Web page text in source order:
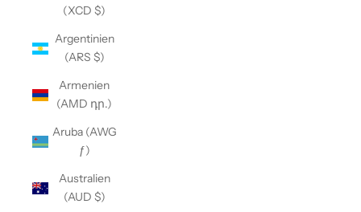
(XCD $)
Argentinien
(ARS $)
Armenien
(AMD դր.)
Aruba (AWG
ƒ)
Australien
(AUD $)